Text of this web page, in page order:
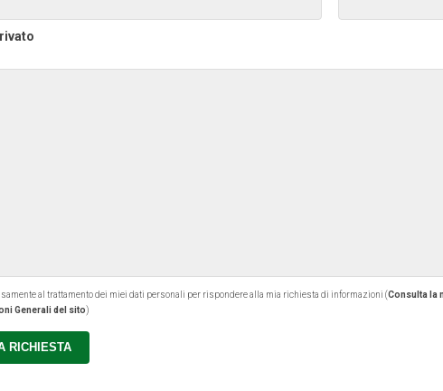
al trattamento dei miei dati personali per rispondere alla mia richiesta di informazioni (Consulta la
Generali del sito)
RICHIESTA